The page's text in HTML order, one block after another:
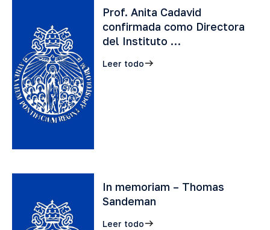
Prof. Anita Cadavid
confirmada como Directora
del Instituto …
Leer todo
In memoriam – Thomas
Sandeman
Leer todo